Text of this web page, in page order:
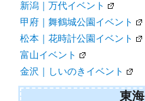
新潟｜万代イベント
甲府｜舞鶴城公園イベント
松本｜花時計公園イベント
富山イベント
金沢｜しいのきイベント
東海